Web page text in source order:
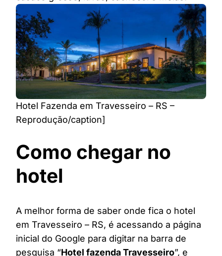
Hotel Fazenda em Travesseiro – RS –
Reprodução/caption]
Como chegar no
hotel
A melhor forma de saber onde fica o hotel
em Travesseiro – RS, é acessando a página
inicial do Google para digitar na barra de
pesquisa “Hotel fazenda Travesseiro”, e